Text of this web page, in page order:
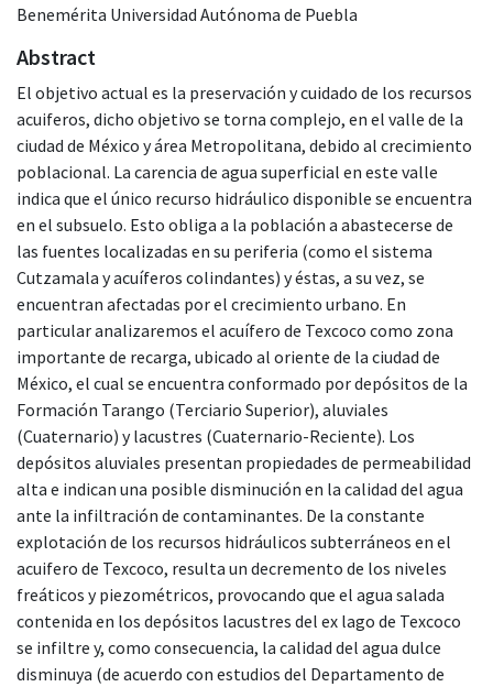
Benemérita Universidad Autónoma de Puebla
Abstract
El objetivo actual es la preservación y cuidado de los recursos
acuiferos, dicho objetivo se torna complejo, en el valle de la
ciudad de México y área Metropolitana, debido al crecimiento
poblacional. La carencia de agua superficial en este valle
indica que el único recurso hidráulico disponible se encuentra
en el subsuelo. Esto obliga a la población a abastecerse de
las fuentes localizadas en su periferia (como el sistema
Cutzamala y acuíferos colindantes) y éstas, a su vez, se
encuentran afectadas por el crecimiento urbano. En
particular analizaremos el acuífero de Texcoco como zona
importante de recarga, ubicado al oriente de la ciudad de
México, el cual se encuentra conformado por depósitos de la
Formación Tarango (Terciario Superior), aluviales
(Cuaternario) y lacustres (Cuaternario-Reciente). Los
depósitos aluviales presentan propiedades de permeabilidad
alta e indican una posible disminución en la calidad del agua
ante la infiltración de contaminantes. De la constante
explotación de los recursos hidráulicos subterráneos en el
acuifero de Texcoco, resulta un decremento de los niveles
freáticos y piezométricos, provocando que el agua salada
contenida en los depósitos lacustres del ex lago de Texcoco
se infiltre y, como consecuencia, la calidad del agua dulce
disminuya (de acuerdo con estudios del Departamento de